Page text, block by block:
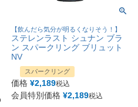
【飲んだら気分が明るくなりそう！】
ステレンラスト シュナン ブラ
ン スパークリング ブリュット
NV
スパークリング
価格 ¥2,189税込
会員特別価格 ¥2,189税込